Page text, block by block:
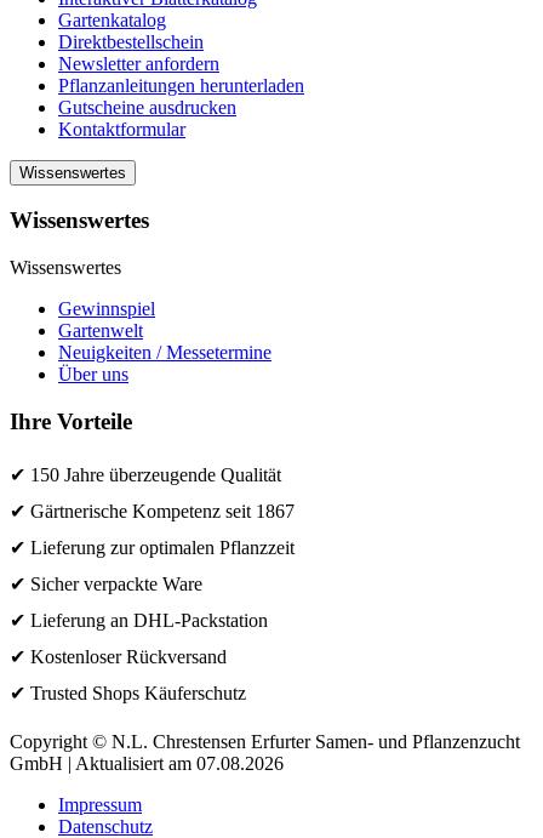
Gartenkatalog
Direktbestellschein
Newsletter anfordern
Pflanzanleitungen herunterladen
Gutscheine ausdrucken
Kontaktformular
Wissenswertes
Wissenswertes
Wissenswertes
Gewinnspiel
Gartenwelt
Neuigkeiten / Messetermine
Über uns
Ihre Vorteile
✔ 150 Jahre überzeugende Qualität
✔ Gärtnerische Kompetenz seit 1867
✔ Lieferung zur optimalen Pflanzzeit
✔ Sicher verpackte Ware
✔ Lieferung an DHL-Packstation
✔ Kostenloser Rückversand
✔ Trusted Shops Käuferschutz
Copyright © N.L. Chrestensen Erfurter Samen- und Pflanzenzucht
GmbH | Aktualisiert am 07.08.2026
Impressum
Datenschutz